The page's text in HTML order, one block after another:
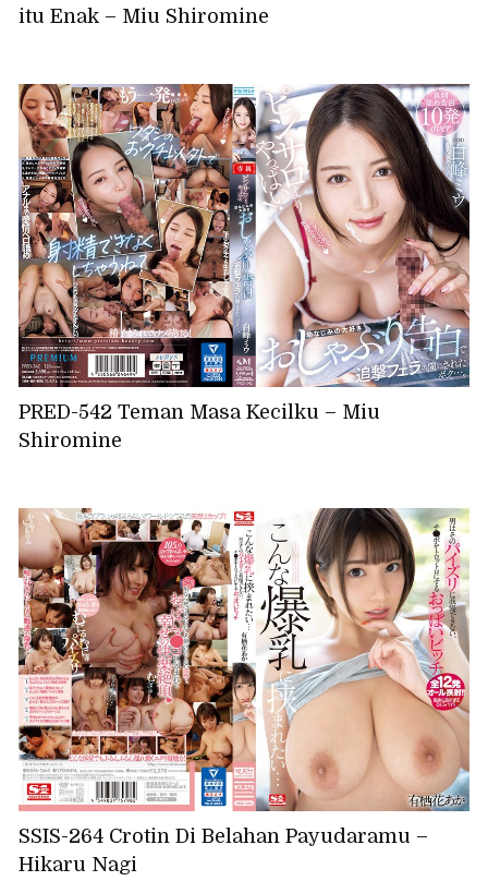
itu Enak – Miu Shiromine
PRED-542 Teman Masa Kecilku – Miu
Shiromine
SSIS-264 Crotin Di Belahan Payudaramu –
Hikaru Nagi